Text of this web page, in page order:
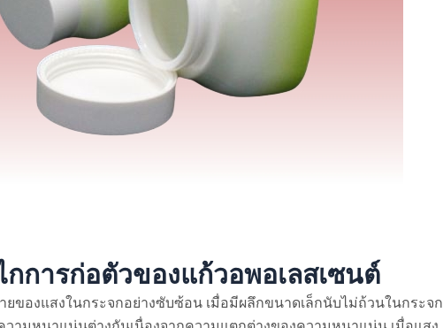
กการก่อตัวของแก้วอพอเลสเซนต์
ของแสงในกระจกอย่างซับซ้อน เมื่อมีผลึกขนาดเล็กนับไม่ถ้วนในกระจก